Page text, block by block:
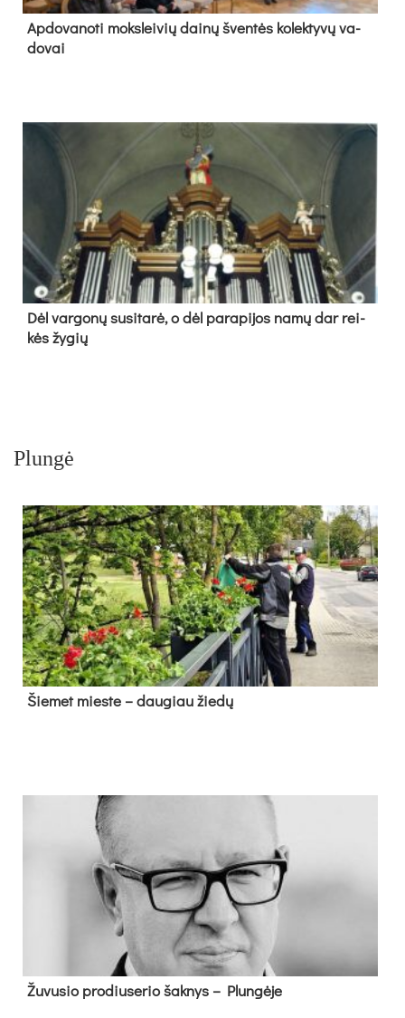
Ap­do­va­no­ti moks­lei­vių dai­nų šven­tės ko­lek­ty­vų va­
do­vai
Dėl var­go­nų su­si­ta­rė, o dėl pa­ra­pi­jos na­mų dar rei­
kės žy­gių
Plungė
Šie­met mies­te – dau­giau žie­dų
Žu­vu­sio pro­diu­se­rio šak­nys – Plun­gė­je